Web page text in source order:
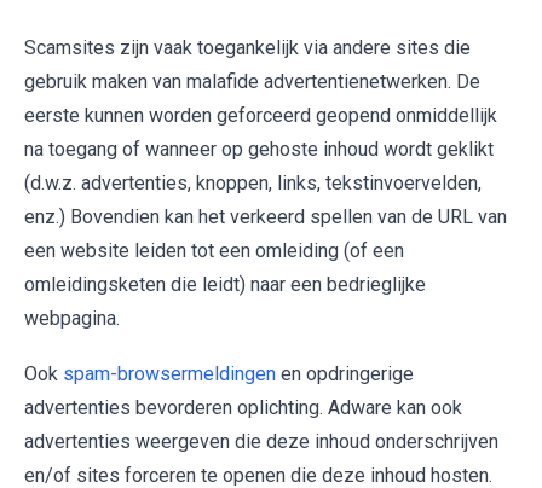
Scamsites zijn vaak toegankelijk via andere sites die
gebruik maken van malafide advertentienetwerken. De
eerste kunnen worden geforceerd geopend onmiddellijk
na toegang of wanneer op gehoste inhoud wordt geklikt
(d.w.z. advertenties, knoppen, links, tekstinvoervelden,
enz.) Bovendien kan het verkeerd spellen van de URL van
een website leiden tot een omleiding (of een
omleidingsketen die leidt) naar een bedrieglijke
webpagina.
Ook spam-browsermeldingen en opdringerige
advertenties bevorderen oplichting. Adware kan ook
advertenties weergeven die deze inhoud onderschrijven
en/of sites forceren te openen die deze inhoud hosten.